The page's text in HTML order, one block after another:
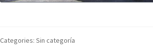
Categories: Sin categoría